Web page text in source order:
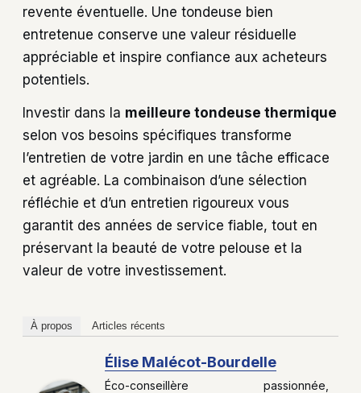
revente éventuelle. Une tondeuse bien
entretenue conserve une valeur résiduelle
appréciable et inspire confiance aux acheteurs
potentiels.
Investir dans la meilleure tondeuse thermique
selon vos besoins spécifiques transforme
l’entretien de votre jardin en une tâche efficace
et agréable. La combinaison d’une sélection
réfléchie et d’un entretien rigoureux vous
garantit des années de service fiable, tout en
préservant la beauté de votre pelouse et la
valeur de votre investissement.
À propos Articles récents
Élise Malécot-Bourdelle
Éco-conseillère passionnée,